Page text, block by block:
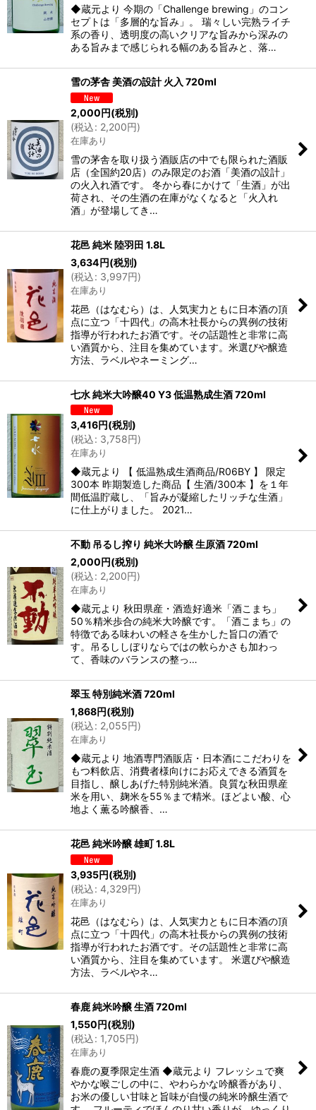
◆蔵元より 今期の「Challenge brewing」のコン
セプトは「多層的な旨み」。 瑞々しい完熟ライチ
系の香り、透明度の高いクリアな旨みから深みの
ある旨みまで感じられる幅のある旨みと、落…
雪の茅舎 美酒の設計 火入 720ml
2,000円(税別)
(税込: 2,200円)
在庫あり
雪の茅舎を取り扱う酒販店の中でも限られた酒販
店（全国約20店）のみ限定のお酒「美酒の設計」
の火入れ酒です。 冬から春にかけて「生酒」が出
荷され、その生酒の在庫がなくなると「火入れ
酒」が登場してき…
花邑 純米 陸羽田 1.8L
3,634円(税別)
(税込: 3,997円)
在庫あり
花邑（はなむら）は、人気実力ともに日本酒の頂
点に立つ「十四代」の高木社長からの異例の技術
指導が行われたお酒です。その話題性と非常に高
い酒質から、注目を集めています。米選びや醸造
方法、ラベルやネーミング…
七水 純米大吟醸40 Y3 低温熟成生酒 720ml
3,416円(税別)
(税込: 3,758円)
在庫あり
◆蔵元より 【 低温熟成生酒商品/R06BY 】 限定
300本 昨期製造した商品【 生酒/300本 】を１年
間低温貯蔵し、「旨みが凝縮したリッチな生酒」
に仕上がりました。 2021…
不動 吊るし搾り 純米大吟醸 生原酒 720ml
2,000円(税別)
(税込: 2,200円)
在庫あり
◆蔵元より 秋田県産・酒造好適米「酒こまち」
50％精米歩合の純米大吟醸です。「酒こまち」の
特徴である味わいの軽さを生かした旨口の酒で
す。吊るししぼりならではの軟らかさも加わっ
て、香味のバランスの整っ…
翠玉 特別純米酒 720ml
1,868円(税別)
(税込: 2,055円)
在庫あり
◆蔵元より 地酒専門酒販店・日本酒にこだわりを
もつ料飲店、消費者様向けにお応えできる酒質を
目指し、醸しあげた特別純米酒。良質な秋田県産
米を用い、麹米を55％まで精米。ほどよい酸、心
地よく薫る吟醸香、…
花邑 純米吟醸 雄町 1.8L
3,935円(税別)
(税込: 4,329円)
在庫あり
花邑（はなむら）は、人気実力ともに日本酒の頂
点に立つ「十四代」の高木社長からの異例の技術
指導が行われたお酒です。その話題性と非常に高
い酒質から、注目を集めています。 米選びや醸造
方法、ラベルやネ…
春鹿 純米吟醸 生酒 720ml
1,550円(税別)
(税込: 1,705円)
在庫あり
春鹿の夏季限定生酒 ◆蔵元より フレッシュで爽
やかな喉ごしの中に、やわらかな吟醸香があり、
お米の優しい甘味と旨味が自慢の純米吟醸生酒で